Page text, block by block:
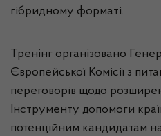
гібридному форматі.
Тренінг організовано
Європейської Комісії з
переговорів щодо
Інструменту допомоги
потенційним кандидатам